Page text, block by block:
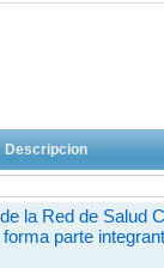
Descripcion
la Red de Salud
parte